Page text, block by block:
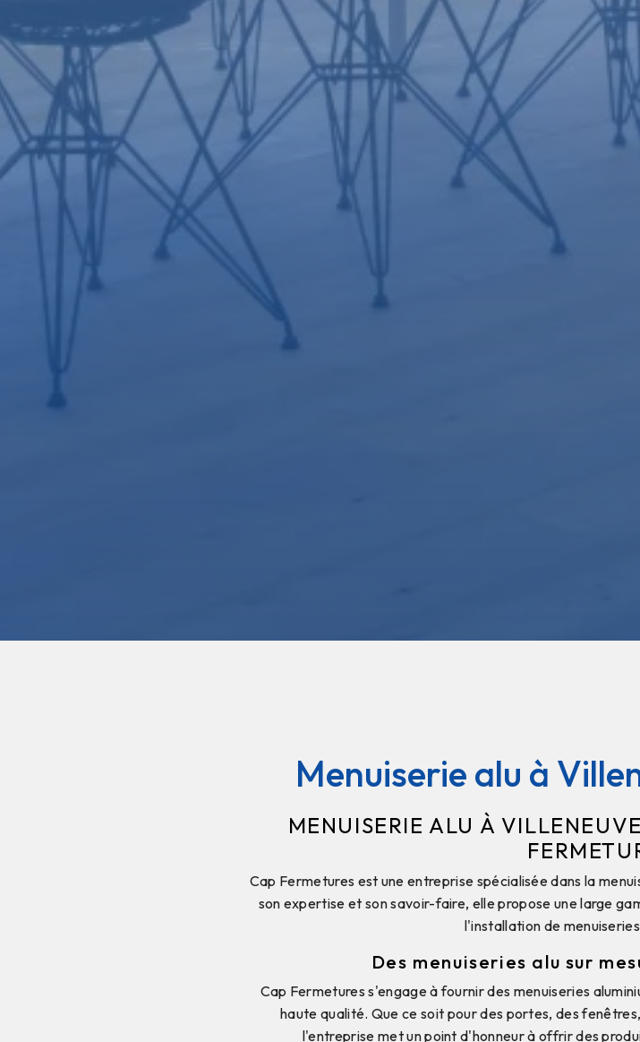
Menuiserie alu à
MENUISERIE ALU À
Cap Fermetures est une entreprise spécialisée dans la
son expertise et son savoir-faire, elle propose une large
l'installation de
Des menuiseries alu sur
Cap Fermetures s'engage à fournir des menuiseries
haute qualité. Que ce soit pour des portes, des
l'entreprise met un point d'honneur à offrir des